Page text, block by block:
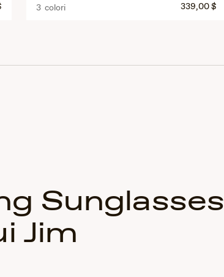
3 colori 339,00 $
Sunglasses
Jim